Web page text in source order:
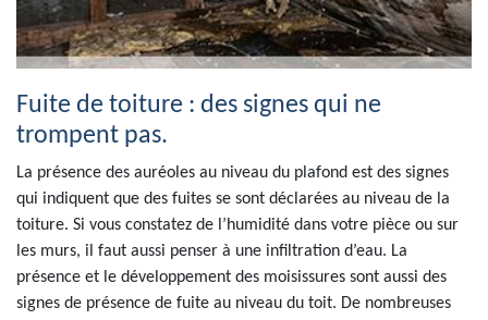
Fuite de toiture : des signes qui ne
trompent pas.
La présence des auréoles au niveau du plafond est des signes
qui indiquent que des fuites se sont déclarées au niveau de la
toiture. Si vous constatez de l’humidité dans votre pièce ou sur
les murs, il faut aussi penser à une infiltration d’eau. La
présence et le développement des moisissures sont aussi des
signes de présence de fuite au niveau du toit. De nombreuses